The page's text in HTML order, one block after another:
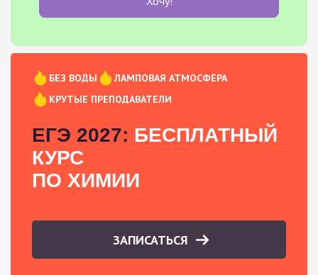
БЕЗ ВОДЫ
ЛАМПОВАЯ АТМОСФЕРА
КРУТЫЕ ПРЕПОДАВАТЕЛИ
ЕГЭ 2027: БЕСПЛАТНЫЙ
КУРС
ПО ХИМИИ
ЗАПИСАТЬСЯ